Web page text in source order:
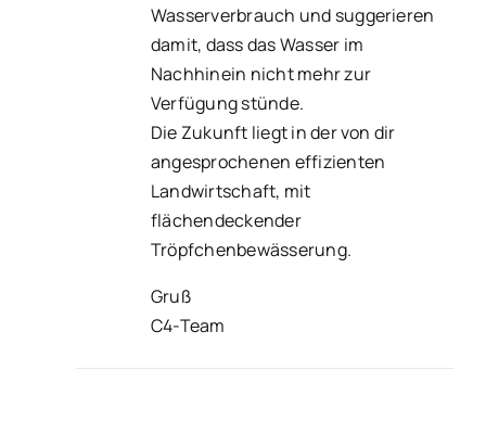
Wasserverbrauch und suggerieren
damit, dass das Wasser im
Nachhinein nicht mehr zur
Verfügung stünde.
Die Zukunft liegt in der von dir
angesprochenen effizienten
Landwirtschaft, mit
flächendeckender
Tröpfchenbewässerung.
Gruß
C4-Team